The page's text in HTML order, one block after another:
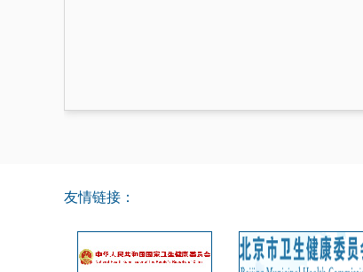
友情链接：